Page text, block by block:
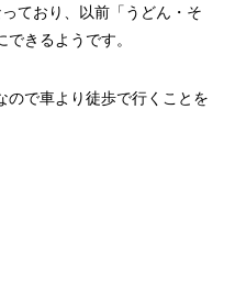
ており、以前「うどん・そ
きるようです。
ので車より徒歩で行くことを